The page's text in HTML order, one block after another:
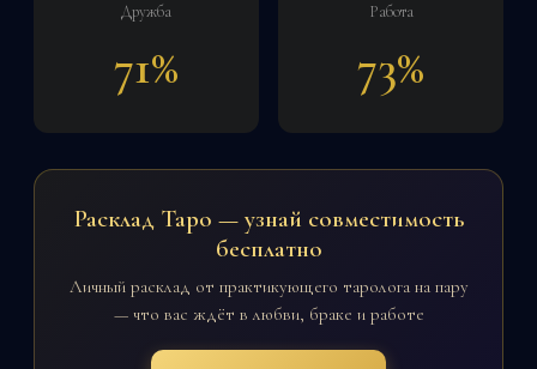
Дружба
71%
Работа
73%
Расклад Таро — узнай совместимость
бесплатно
Личный расклад от практикующего таролога на пару
— что вас ждёт в любви, браке и работе